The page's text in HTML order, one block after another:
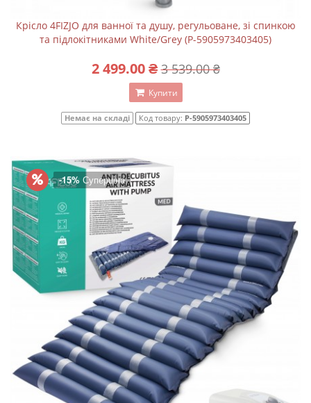
Крісло 4FIZJO для ванної та душу, регульоване, зі спинкою
та підлокітниками White/Grey (P-5905973403405)
2 499.00 ₴ 3 539.00 ₴
Купити
Немає на складі Код товару: P-5905973403405
-15% Суперціна